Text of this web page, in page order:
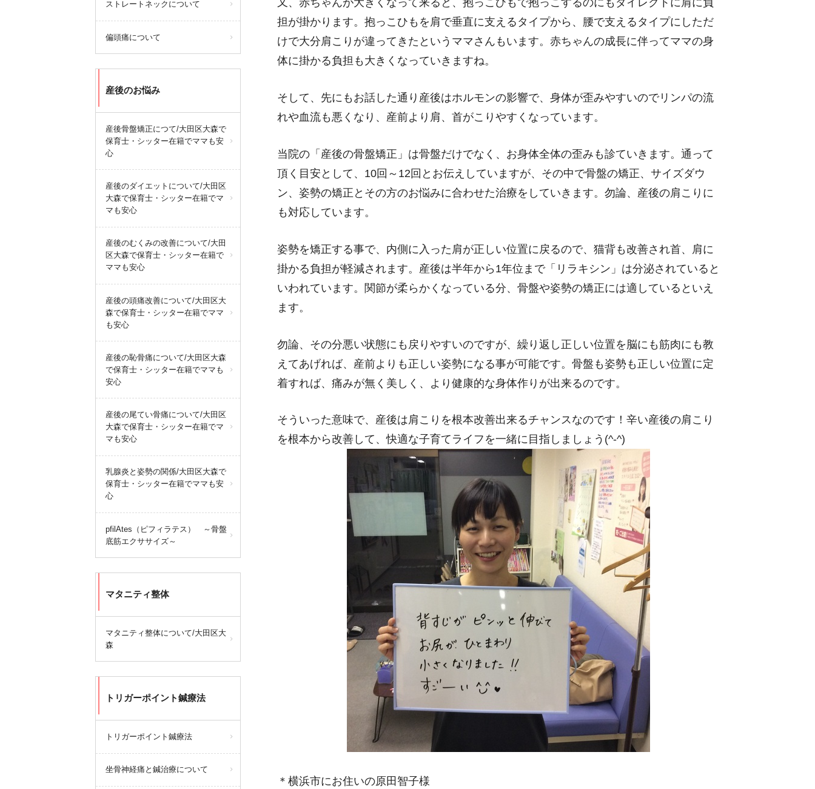
又、赤ちゃんが大きくなって来ると、抱っこひもで抱っこするのにもダイレクトに肩に負
担が掛かります。抱っこひもを肩で垂直に支えるタイプから、腰で支えるタイプにしただ
けで大分肩こりが違ってきたというママさんもいます。赤ちゃんの成長に伴ってママの身
体に掛かる負担も大きくなっていきますね。
そして、先にもお話した通り産後はホルモンの影響で、身体が歪みやすいのでリンパの流
れや血流も悪くなり、産前より肩、首がこりやすくなっています。
当院の「産後の骨盤矯正」は骨盤だけでなく、お身体全体の歪みも診ていきます。通って
頂く目安として、10回～12回とお伝えしていますが、その中で骨盤の矯正、サイズダウ
ン、姿勢の矯正とその方のお悩みに合わせた治療をしていきます。勿論、産後の肩こりに
も対応しています。
姿勢を矯正する事で、内側に入った肩が正しい位置に戻るので、猫背も改善され首、肩に
掛かる負担が軽減されます。産後は半年から1年位まで「リラキシン」は分泌されていると
いわれています。関節が柔らかくなっている分、骨盤や姿勢の矯正には適しているといえ
ます。
勿論、その分悪い状態にも戻りやすいのですが、繰り返し正しい位置を脳にも筋肉にも教
えてあげれば、産前よりも正しい姿勢になる事が可能です。骨盤も姿勢も正しい位置に定
着すれば、痛みが無く美しく、より健康的な身体作りが出来るのです。
そういった意味で、産後は肩こりを根本改善出来るチャンスなのです！辛い産後の肩こり
を根本から改善して、快適な子育てライフを一緒に目指しましょう(^-^)
＊横浜市にお住いの原田智子様
ストレートネックについて
偏頭痛について
産後のお悩み
産後骨盤矯正につて/大田区大森で
保育士・シッター在籍でママも安
心
産後のダイエットについて/大田区
大森で保育士・シッター在籍でマ
マも安心
産後のむくみの改善について/大田
区大森で保育士・シッター在籍で
ママも安心
産後の頭痛改善について/大田区大
森で保育士・シッター在籍でママ
も安心
産後の恥骨痛について/大田区大森
で保育士・シッター在籍でママも
安心
産後の尾てい骨痛について/大田区
大森で保育士・シッター在籍でマ
マも安心
乳腺炎と姿勢の関係/大田区大森で
保育士・シッター在籍でママも安
心
pfilAtes（ピフィラテス） ～骨盤
底筋エクササイズ～
マタニティ整体
マタニティ整体について/大田区大
森
トリガーポイント鍼療法
トリガーポイント鍼療法
坐骨神経痛と鍼治療について